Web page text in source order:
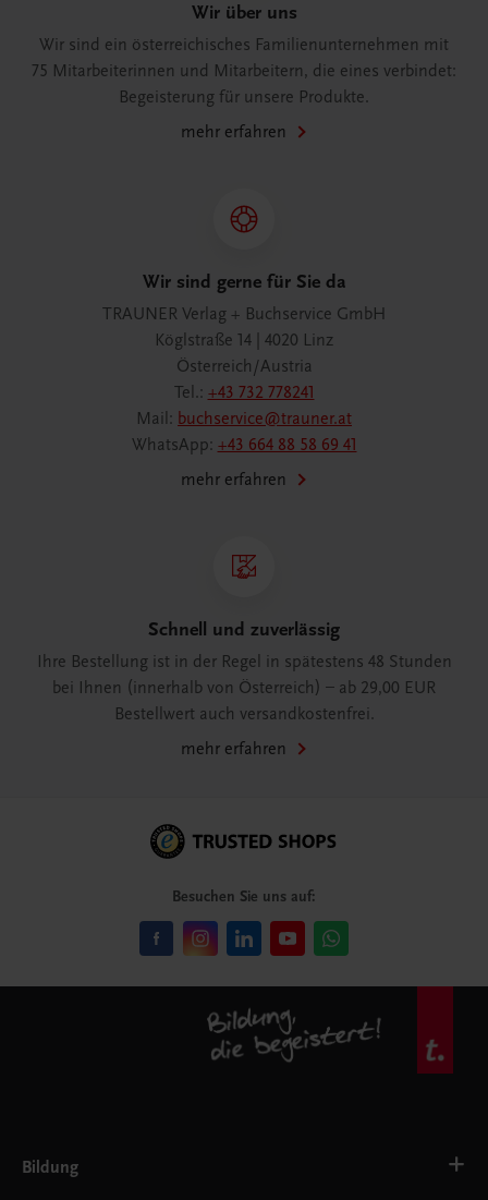
Wir über uns
Wir sind ein österreichisches Familienunternehmen mit
75 Mitarbeiterinnen und Mitarbeitern, die eines verbindet:
Begeisterung für unsere Produkte.
mehr erfahren
Wir sind gerne für Sie da
TRAUNER Verlag + Buchservice GmbH
Köglstraße 14 | 4020 Linz
Österreich/Austria
Tel.: +43 732 778241
Mail: buchservice@trauner.at
WhatsApp: +43 664 88 58 69 41
mehr erfahren
Schnell und zuverlässig
Ihre Bestellung ist in der Regel in spätestens 48 Stunden
bei Ihnen (innerhalb von Österreich) – ab 29,00 EUR
Bestellwert auch versandkostenfrei.
mehr erfahren
Besuchen Sie uns auf:
Bildung